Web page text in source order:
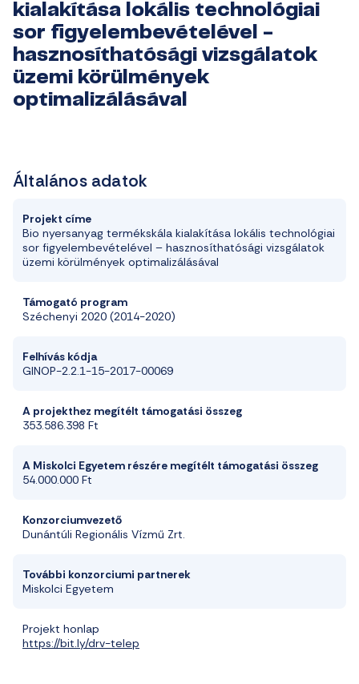
kialakítása lokális technológiai
sor figyelembevételével -
hasznosíthatósági vizsgálatok
üzemi körülmények
optimalizálásával
Általános adatok
Projekt címe
Bio nyersanyag termékskála kialakítása lokális technológiai
sor figyelembevételével – hasznosíthatósági vizsgálatok
üzemi körülmények optimalizálásával
Támogató program
Széchenyi 2020 (2014-2020)
Felhívás kódja
GINOP-2.2.1-15-2017-00069
A projekthez megítélt támogatási összeg
353 586 398 Ft
A Miskolci Egyetem részére megítélt támogatási összeg
54000000 Ft
Konzorciumvezető
Dunántúli Regionális Vízmű Zrt
További konzorciumi partnerek
Miskolci Egyetem
Projekt honlap
https://bit.ly/drv-telep